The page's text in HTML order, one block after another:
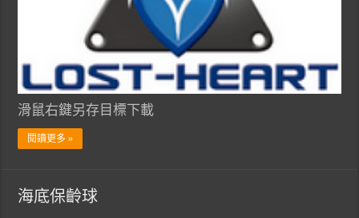
滑鼠右鍵另存目標下載
閱讀更多 »
海底保齡球